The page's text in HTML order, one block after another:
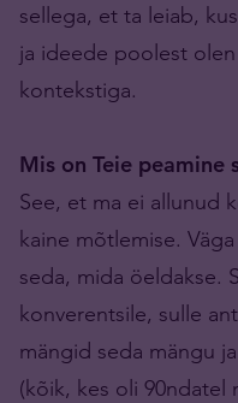
sellega, et ta leiab,
ja ideede poolest
kontekstiga.
Mis on Teie peamine
See, et ma ei allunud
kaine mõtlemise.
seda, mida öeldakse.
konverentsile, sulle
mängid seda mängu
(kõik, kes oli 90ndatel